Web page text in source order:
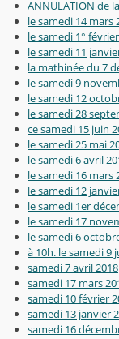
ANNULATION de
le samedi 14 mars
le samedi 1°
le samedi 11
la mathinée du 7
le samedi 9
le samedi 12
le samedi 28
ce samedi 15 juin
le samedi 25 mai
le samedi 6 avril
le samedi 16 mars
le samedi 12
le samedi 1er
le samedi 17
le samedi 6
à 10h. le samedi 9
samedi 7 avril 2018
samedi 17 mars
samedi 10 février
samedi 13 janvier
samedi 16